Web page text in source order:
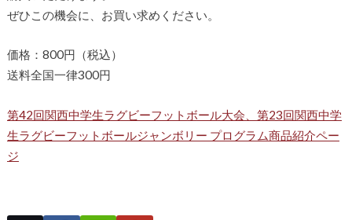
ぜひこの機会に、お買い求めください。
価格：800円（税込）
送料全国一律300円
第42回関西中学生ラグビーフットボール大会、第23回関西中学
生ラグビーフットボールジャンボリー プログラム商品紹介ペー
ジ